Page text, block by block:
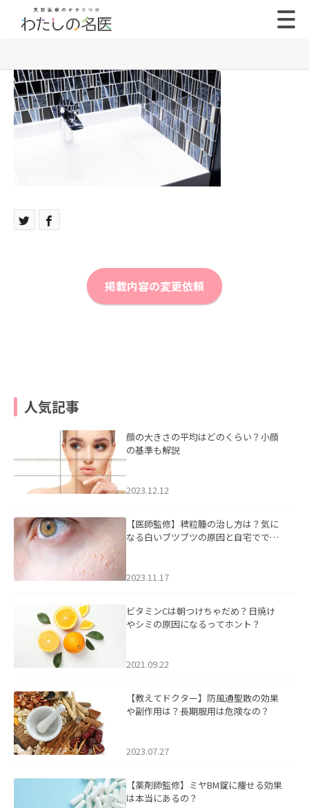
掲載内容の変更依頼
人気記事
顔の大きさの平均はどのくらい？小顔
の基準も解説
2023.12.12
【医師監修】稗粒腫の治し方は？気に
なる白いブツブツの原因と自宅ででき
2023.11.17
ビタミンCは朝つけちゃだめ？日焼け
やシミの原因になるってホント？
2021.09.22
【教えてドクター】防風通聖散の効果
や副作用は？長期服用は危険なの？
2023.07.27
【薬剤師監修】ミヤBM錠に痩せる効果
は本当にあるの？